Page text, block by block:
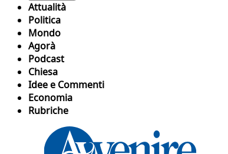
Attualità
Politica
Mondo
Agorà
Podcast
Chiesa
Idee e Commenti
Economia
Rubriche